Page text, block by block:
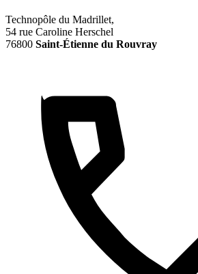
Technopôle du Madrillet,
54 rue Caroline Herschel
76800 Saint-Étienne du Rouvray